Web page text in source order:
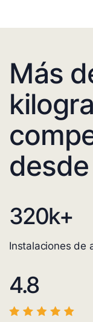
Más
desde
320k+
Instalaciones de
4.8